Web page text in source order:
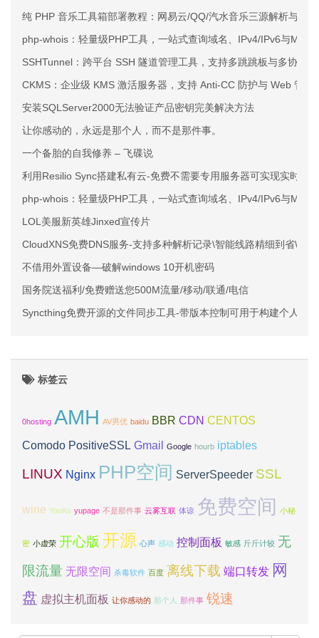
纯 PHP 音乐工具箱部署教程：网易云/QQ/汽水音乐三源解析与下载
php-whois：轻量级PHP工具，一站式查询域名、IPv4/IPv6与MAC
SSHTunnel：跨平台 SSH 隧道管理工具，支持多跳跳板与多协议
CKMS：企业级 KMS 激活服务器，支持 Anti-CC 防护与 Web 管理
安装SQLServer2000无法验证产品密钥完美解决方法
让你感动的，永远是那个人，而不是那件事。
一个备胎的自我修养 – 飞碟说
利用Resilio Sync搭建私有云-免费不需要专用服务器可实现实时同
php-whois：轻量级PHP工具，一站式查询域名、IPv4/IPv6与MAC
LOL美服新英雄Jinxed宣传片
CloudXNS免费DNS服务-支持多种解析记录\智能线路精细到省\宕
不借用外置设备—破解windows 10开机密码
国务院送福利/免费赠送您500M流量/移动/联通/电信
Syncthing免费开源的文件同步工具-带版本控制可用于构建个人云
标签云
0hosting AMH AV男优 baidu BBR CDN CENTOS
Comodo PositiveSSL Gmail Google hourb iptables
LINUX Nginx PHP空间 ServerSpeeder SSL
wine YouKu yupage 不是那件事 云雾互联 体谅 免费空间 小秘
密 小虚荣 开心版 开源 心声 感动 控制面板 敏感 斤斤计较 无
限流量 无限空间 杀毒软件 百度 离线下载 端口转发 网
盘 虚拟主机面板 让你感动的 那个人 那件事 锐速